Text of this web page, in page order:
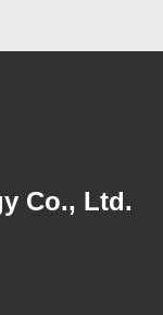
Co., Ltd.